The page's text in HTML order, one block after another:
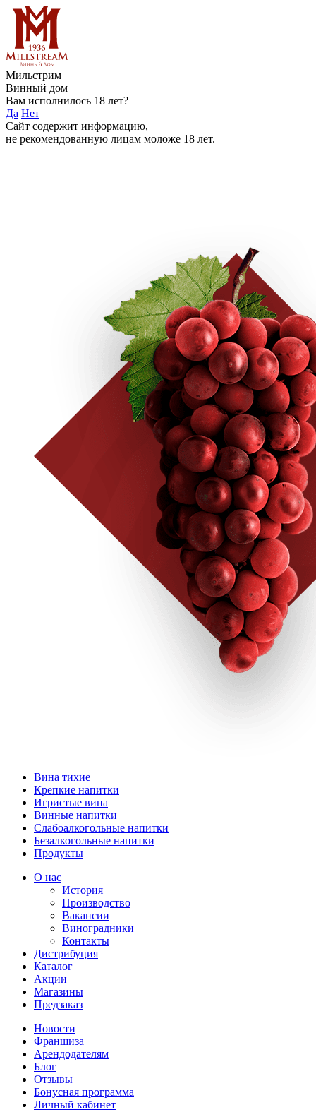
Мильстрим
Винный дом
Вам исполнилось 18 лет?
Да Нет
Сайт содержит информацию,
не рекомендованную лицам моложе 18 лет.
Вина тихие
Крепкие напитки
Игристые вина
Винные напитки
Слабоалкогольные напитки
Безалкогольные напитки
Продукты
О нас
История
Производство
Вакансии
Виноградники
Контакты
Дистрибуция
Каталог
Акции
Магазины
Предзаказ
Новости
Франшиза
Арендодателям
Блог
Отзывы
Бонусная программа
Личный кабинет